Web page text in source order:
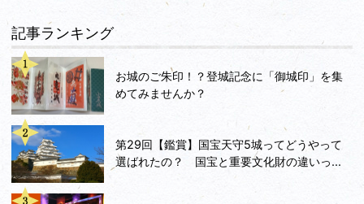
記事ランキング
お城のご朱印！？登城記念に「御城印」を集
めてみませんか？
第29回【鑑賞】国宝天守5城ってどうやって
選ばれたの？ 国宝と重要文化財の違いっ...